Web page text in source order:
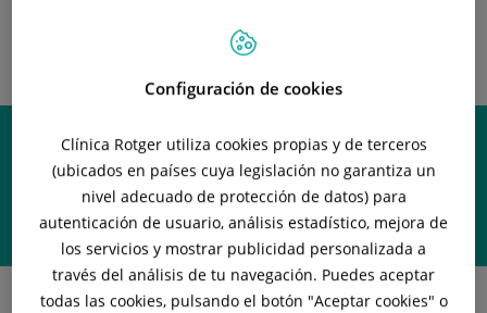
INSTITUTO
NEUROQUIRÚRGICO -
Política de Calidad
Configuración de cookies
Clínica Rotger utiliza cookies propias y de terceros
(ubicados en países cuya legislación no garantiza un
nivel adecuado de protección de datos) para
autenticación de usuario, análisis estadístico, mejora de
los servicios y mostrar publicidad personalizada a
través del análisis de tu navegación. Puedes aceptar
todas las cookies, pulsando el botón "Aceptar cookies" o